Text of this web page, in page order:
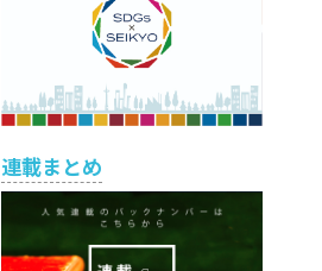
連載まとめ